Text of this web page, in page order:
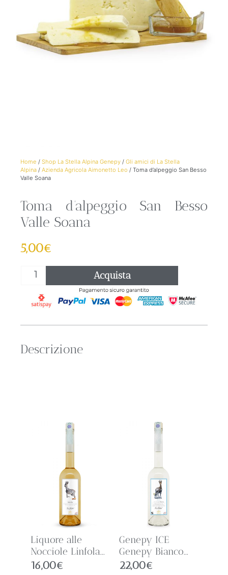
Home / Shop La Stella Alpina Genepy / Gli amici di La Stella
Alpina / Azienda Agricola Aimonetto Leo / Toma d’alpeggio San Besso
Valle Soana
Toma d’alpeggio San Besso
Valle Soana
5,00€
Acquista
Descrizione
Liquore alle
Nocciole Linfola...
16,00€
Genepy ICE
Genepy Bianco...
22,00€